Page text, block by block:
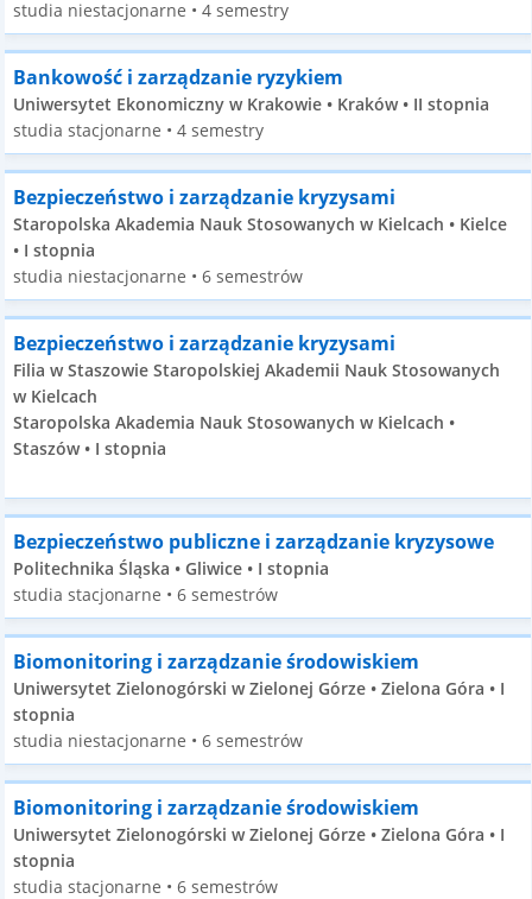
studia niestacjonarne • 4 semestry
Bankowość i zarządzanie ryzykiem
Uniwersytet Ekonomiczny w Krakowie • Kraków • II stopnia
studia stacjonarne • 4 semestry
Bezpieczeństwo i zarządzanie kryzysami
Staropolska Akademia Nauk Stosowanych w Kielcach • Kielce
• I stopnia
studia niestacjonarne • 6 semestrów
Bezpieczeństwo i zarządzanie kryzysami
Filia w Staszowie Staropolskiej Akademii Nauk Stosowanych
w Kielcach
Staropolska Akademia Nauk Stosowanych w Kielcach •
Staszów • I stopnia
Bezpieczeństwo publiczne i zarządzanie kryzysowe
Politechnika Śląska • Gliwice • I stopnia
studia stacjonarne • 6 semestrów
Biomonitoring i zarządzanie środowiskiem
Uniwersytet Zielonogórski w Zielonej Górze • Zielona Góra • I
stopnia
studia niestacjonarne • 6 semestrów
Biomonitoring i zarządzanie środowiskiem
Uniwersytet Zielonogórski w Zielonej Górze • Zielona Góra • I
stopnia
studia stacjonarne • 6 semestrów